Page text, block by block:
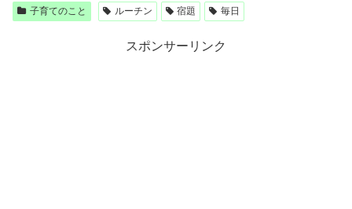
子育てのこと ルーチン 宿題 毎日
スポンサーリンク